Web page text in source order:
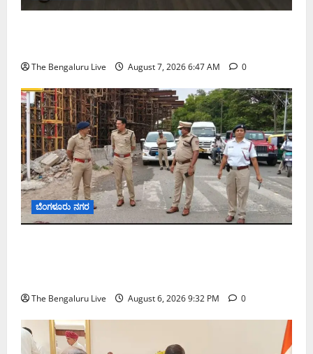
The Bengaluru Live August 7, 2026 6:47 AM 0
ಬೆಂಗಳೂರು ನಗರ
The Bengaluru Live August 6, 2026 9:32 PM 0